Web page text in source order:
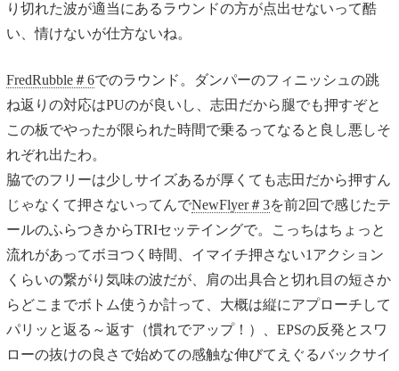
り切れた波が適当にあるラウンドの方が点出せないって酷
い、情けないが仕方ないね。
FredRubble＃6でのラウンド。ダンパーのフィニッシュの跳
ね返りの対応はPUのが良いし、志田だから腿でも押すぞと
この板でやったが限られた時間で乗るってなると良し悪しそ
れぞれ出たわ。
脇でのフリーは少しサイズあるが厚くても志田だから押すん
じゃなくて押さないってんでNewFlyer＃3を前2回で感じたテ
ールのふらつきからTRIセッテイングで。こっちはちょっと
流れがあってボヨつく時間、イマイチ押さない1アクション
くらいの繋がり気味の波だが、肩の出具合と切れ目の短さか
らどこまでボトム使うか計って、大概は縦にアプローチして
パリッと返る～返す（慣れでアップ！）、EPSの反発とスワ
ローの抜けの良さで始めての感触な伸びてえぐるバックサイ